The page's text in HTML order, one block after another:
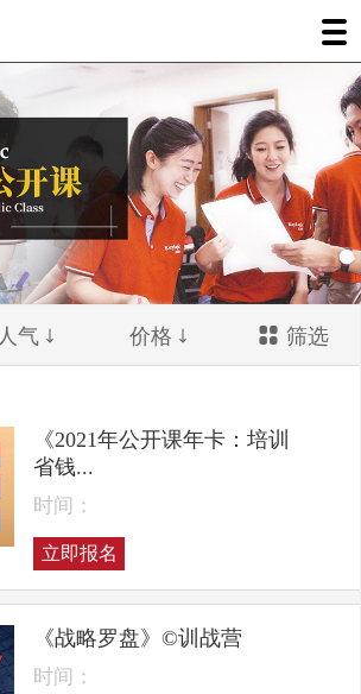
人气 价格 筛选
《2021年公开课年卡：培训
省钱...
时间：
立即报名
《战略罗盘》©训战营
时间：